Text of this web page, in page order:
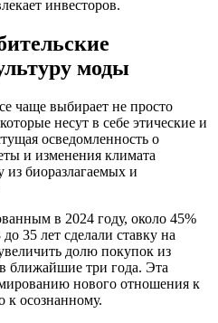
инвесторов.
моды
чаще выбирает не просто
несут в себе этические и
осведомленность о
и изменения климата
из биоразлагаемых и
в 2024 году, около 45%
35 лет сделали ставку на
долю покупок из
ближайшие три года. Эта
нового отношения к
к осознанному.